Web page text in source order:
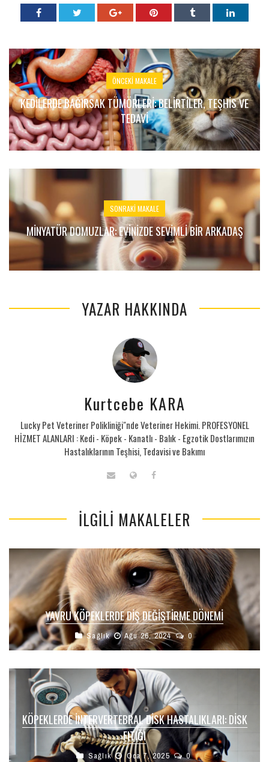
ÖNCEKI MAKALE
KEDILERDE BAĞIRSAK TÜMÖRLERI: BELIRTILER, TEŞHIS VE
TEDAVI
SONRAKI MAKALE
MINYATÜR DOMUZLAR: EVINIZDE SEVIMLI BIR ARKADAŞ
YAZAR HAKKINDA
Kurtcebe KARA
Lucky Pet Veteriner Polikliniği"nde Veteriner Hekimi. PROFESYONEL
HİZMET ALANLARI : Kedi - Köpek - Kanatlı - Balık - Egzotik Dostlarımızın
Hastalıklarının Teşhisi, Tedavisi ve Bakımı
İLGILI MAKALELER
YAVRU KÖPEKLERDE DIŞ DEĞIŞTIRME DÖNEMI
Sağlık Ağu 26, 2024 0
KÖPEKLERDE İNTERVERTEBRAL DISK HASTALIKLARI: DİSK
FITIĞI
Sağlık Oca 7, 2025 0